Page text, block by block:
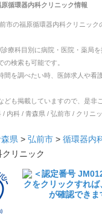
循環器内科クリニック情報
市の福原循環器内科クリニック
療科目別に病院・医院・薬局
の検索も可能です。
間を調べたい時、医師求人や看
ども掲載していますので、是非
/ 内科 / 青森県 / 弘前市 / クリニ
県 > 弘前市 > 循環器内
リニック